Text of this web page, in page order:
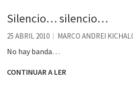
Silencio… silencio…
25 ABRIL 2010 MARCO ANDREI
No hay banda…
CONTINUAR A LER